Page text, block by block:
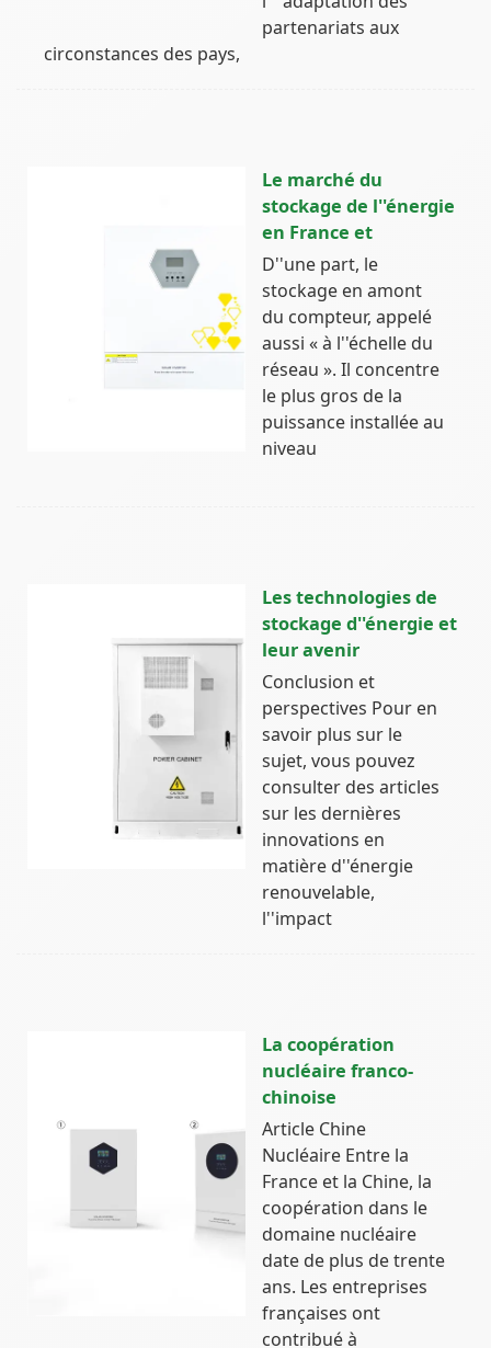
partenariats aux
circonstances des pays,
Le marché du
stockage de l''énergie
en France et
D''une part, le
stockage en amont
du compteur, appelé
aussi « à l''échelle du
réseau ». Il concentre
le plus gros de la
puissance installée au
niveau
Les technologies de
stockage d''énergie et
leur avenir
Conclusion et
perspectives Pour en
savoir plus sur le
sujet, vous pouvez
consulter des articles
sur les dernières
innovations en
matière d''énergie
renouvelable,
l''impact
La coopération
nucléaire franco-
chinoise
Article Chine
Nucléaire Entre la
France et la Chine, la
coopération dans le
domaine nucléaire
date de plus de trente
ans. Les entreprises
françaises ont
contribué à